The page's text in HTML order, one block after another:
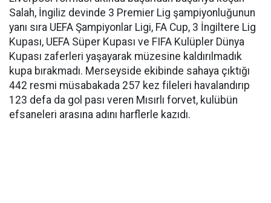
Salah, İngiliz devinde 3 Premier Lig şampiyonluğunun
yanı sıra UEFA Şampiyonlar Ligi, FA Cup, 3 İngiltere Lig
Kupası, UEFA Süper Kupası ve FIFA Kulüpler Dünya
Kupası zaferleri yaşayarak müzesine kaldırılmadık
kupa bırakmadı. Merseyside ekibinde sahaya çıktığı
442 resmi müsabakada 257 kez fileleri havalandırıp
123 defa da gol pası veren Mısırlı forvet, kulübün
efsaneleri arasına adını harflerle kazıdı.